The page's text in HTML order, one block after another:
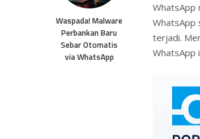
Waspada! Malware
Perbankan Baru
Sebar Otomatis
via WhatsApp
WhatsApp
WhatsApp
terjadi.
WhatsApp